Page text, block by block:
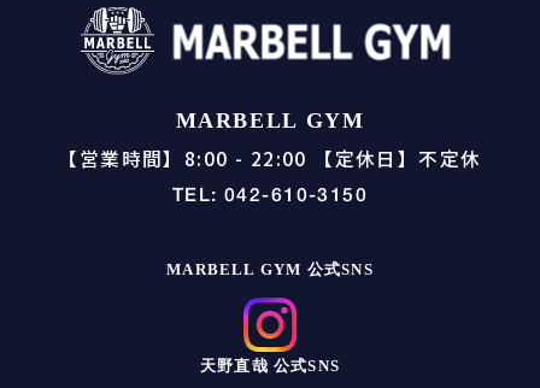
MARBELL GYM
【営業時間】8:00 - 22:00 【定休日】不定休
TEL: 042-610-3150
MARBELL GYM 公式SNS
天野直哉 公式SNS